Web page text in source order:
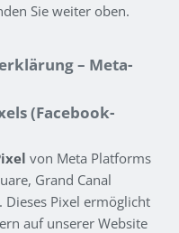
Sie weiter oben.
– Meta-
(Facebook-
von Meta Platforms
Grand Canal
Dieses Pixel ermöglicht
auf unserer Website